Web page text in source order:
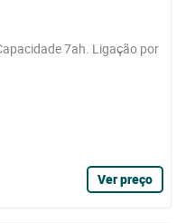
7ah. Ligação por
Ver preço